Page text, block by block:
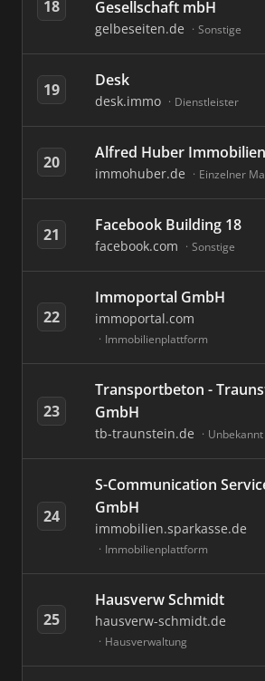
18
Gesellschaft mbH
gelbeseiten.de Sonstige
19 Desk
desk.immo Dienstleister
20 Alfred Huber Immobilien
immohuber.de Einzelner
21 Facebook Building 18
facebook.com Sonstige
22
Immoportal GmbH
immoportal.com
Immobilienplattform
23
Transportbeton -
GmbH
tb-traunstein.de Unbekannt
24
S-Communication
GmbH
immobilien.sparkasse.de
Immobilienplattform
25
Hausverw Schmidt
hausverw-schmidt.de
Hausverwaltung